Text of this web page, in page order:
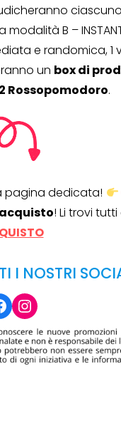
B – INSTANT
e randomica, 1
un box di
Rossopomodoro.
pagina dedicata!
! Li trovi tutti
I NOSTRI
Instagram